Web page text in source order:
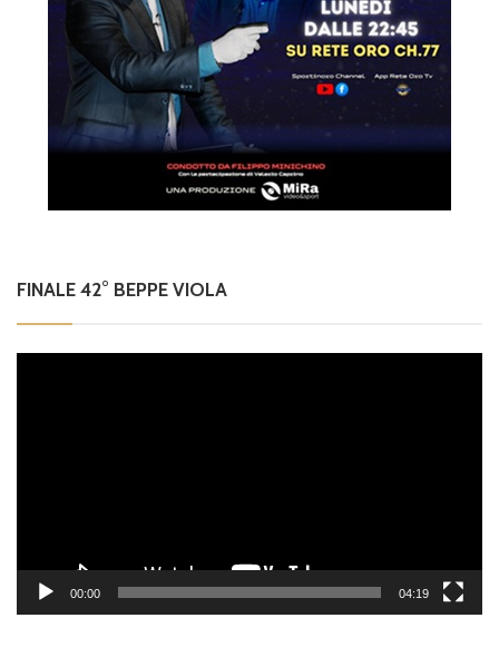
FINALE 42° BEPPE VIOLA
00:00 04:19